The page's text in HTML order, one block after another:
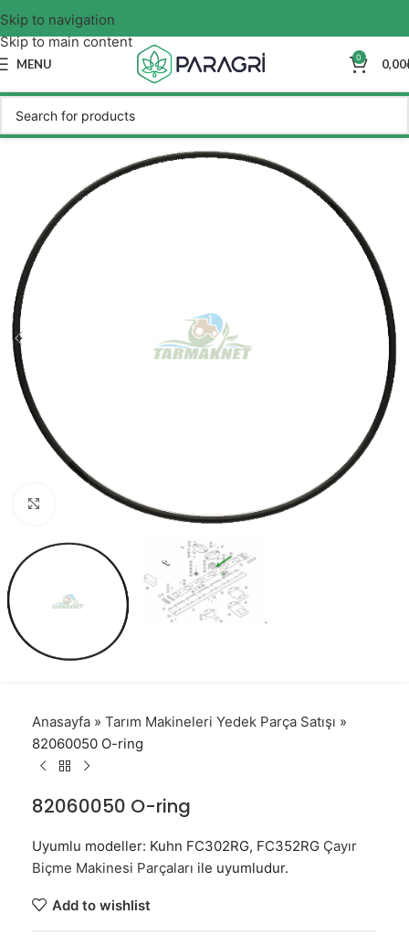
Skip to navigation
Skip to main content
MENU 0 0,00
Click to enlarge
Anasayfa » Tarım Makineleri Yedek Parça Satışı »
82060050 O-ring
82060050 O-ring
Uyumlu modeller: Kuhn FC302RG, FC352RG Çayır
Biçme Makinesi Parçaları ile uyumludur.
Add to wishlist